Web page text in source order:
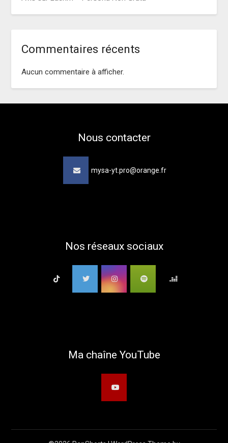
Commentaires récents
Aucun commentaire à afficher.
Nous contacter
mysa-yt.pro@orange.fr
Nos réseaux sociaux
Ma chaîne YouTube